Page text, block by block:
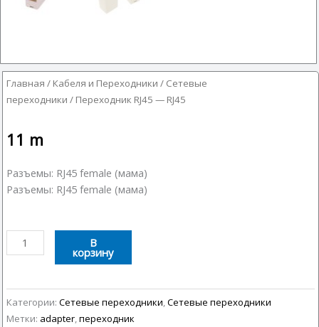
Главная / Кабеля и Переходники / Сетевые
переходники / Переходник RJ45 — RJ45
11 m
Разъемы: RJ45 female (мама)
Разъемы: RJ45 female (мама)
Количество
товара
RJ45
-
RJ45
В
корзину
Категории: Сетевые переходники,Сетевые переходники
Метки: adapter,переходник